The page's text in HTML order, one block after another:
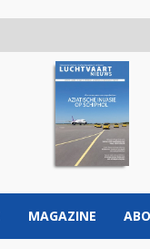
MAGAZINE